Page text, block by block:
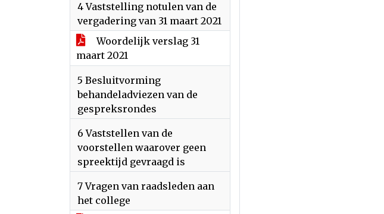
4 Vaststelling notulen van de
vergadering van 31 maart 2021
Woordelijk verslag 31
maart 2021
5 Besluitvorming
behandeladviezen van de
gespreksrondes
6 Vaststellen van de
voorstellen waarover geen
spreektijd gevraagd is
7 Vragen van raadsleden aan
het college